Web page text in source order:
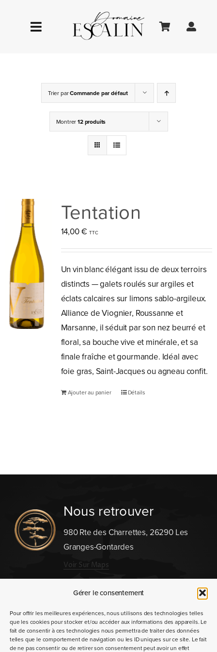
Gérer le consentement
Pour offrir les meilleures expériences, nous utilisons des technologies telles
que les cookies pour stocker et/ou accéder aux informations des appareils. Le
fait de consentir à ces technologies nous permettra de traiter des données
telles que le comportement de navigation ou les ID uniques sur ce site. Le fait
de ne pas consentir ou de retirer son consentement peut avoir un effet
Toggle
ŒNOTOURISME
LA BOUTIQUE
Trier parCommande par défaut
Montrer12 produits
Tentation
14,00€
Un vin blanc élégant issu de deux terroirs
distincts — galets roulés sur argiles et
éclats calcaires sur limons sablo-argileux.
Alliance de Viognier, Roussanne et
Marsanne, il séduit par son nez beurré et
floral, sa bouche vive et minérale, et sa
finale fraîche et gourmande. Idéal avec
foie gras, Saint-Jacques ou agneau confit.
Ajouter au panier Détails
Nous retrouver
980 Rte des Charrettes, 26290 Les
Granges-Gontardes
Voir Sur Maps
Nous contacter